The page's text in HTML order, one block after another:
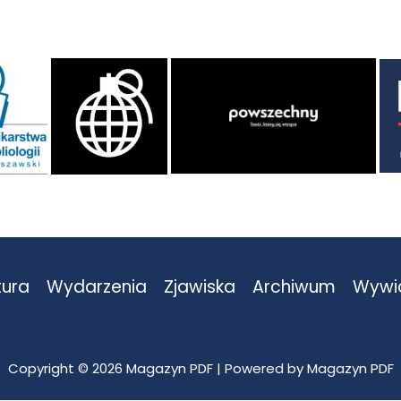
Wydarzenia Zjawiska Archiwum
Copyright © 2026 Magazyn PDF | Powered by Magazyn PDF